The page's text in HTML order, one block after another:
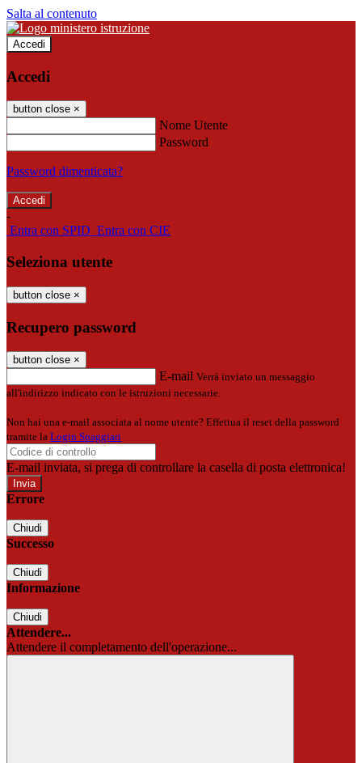
Salta al contenuto
Accedi
Accedi
button close ×
Nome Utente
Password
Password dimenticata?
-
Entra con SPID Entra con CIE
Seleziona utente
button close ×
Recupero password
button close ×
E-mail Verrà inviato un messaggio
all'indirizzo indicato con le istruzioni necessarie.
Non hai una e-mail associata al nome utente? Effettua il reset della password
tramite la Login Spaggiari
E-mail inviata, si prega di controllare la casella di posta elettronica!
Errore
Chiudi
Successo
Chiudi
Informazione
Chiudi
Attendere...
Attendere il completamento dell'operazione...